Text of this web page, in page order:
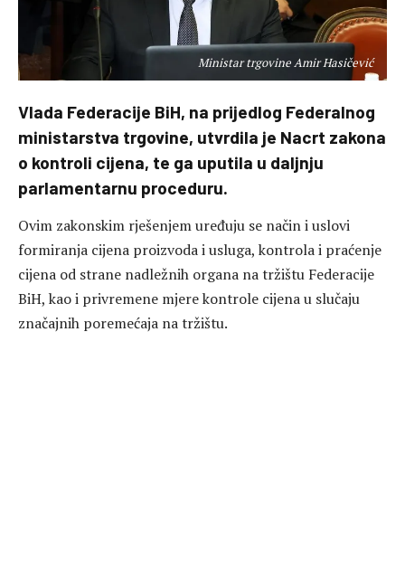
Ministar trgovine Amir Hasičević
Vlada Federacije BiH, na prijedlog Federalnog
ministarstva trgovine, utvrdila je Nacrt zakona
o kontroli cijena, te ga uputila u daljnju
parlamentarnu proceduru.
Ovim zakonskim rješenjem uređuju se način i uslovi
formiranja cijena proizvoda i usluga, kontrola i praćenje
cijena od strane nadležnih organa na tržištu Federacije
BiH, kao i privremene mjere kontrole cijena u slučaju
značajnih poremećaja na tržištu.